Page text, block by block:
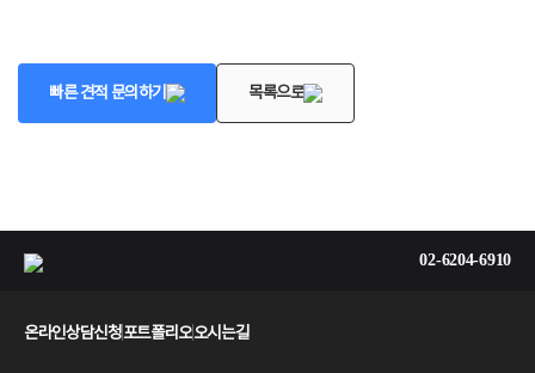
빠른 견적 문의하기 목록으로
02-6204-6910
온라인상담신청포트폴리오오시는길